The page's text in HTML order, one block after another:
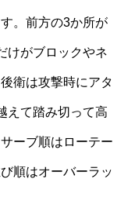
。前方の3か所が
けがブロックやネ
衛は攻撃時にアタ
えて踏み切って高
ーブ順はローテー
順はオーバーラッ